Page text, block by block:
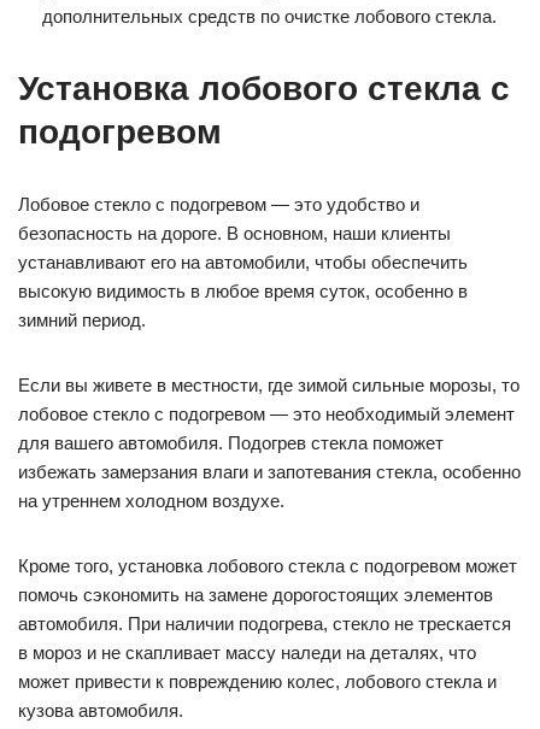
дополнительных средств по очистке лобового стекла.
Установка лобового стекла с
подогревом
Лобовое стекло с подогревом — это удобство и
безопасность на дороге. В основном, наши клиенты
устанавливают его на автомобили, чтобы обеспечить
высокую видимость в любое время суток, особенно в
зимний период.
Если вы живете в местности, где зимой сильные морозы, то
лобовое стекло с подогревом — это необходимый элемент
для вашего автомобиля. Подогрев стекла поможет
избежать замерзания влаги и запотевания стекла, особенно
на утреннем холодном воздухе.
Кроме того, установка лобового стекла с подогревом может
помочь сэкономить на замене дорогостоящих элементов
автомобиля. При наличии подогрева, стекло не трескается
в мороз и не скапливает массу наледи на деталях, что
может привести к повреждению колес, лобового стекла и
кузова автомобиля.